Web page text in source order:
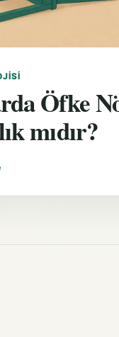
Öfke
mıdır?